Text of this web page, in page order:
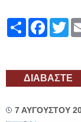
Share
ΔΙΑΒΑΣΤΕ
7 ΑΥΓΟΥΣΤΟΥ